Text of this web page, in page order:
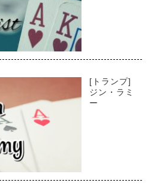
[トランプ]
ジン・ラミ
ー